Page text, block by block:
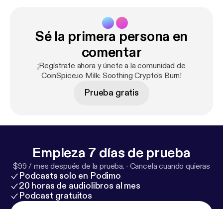
Sé la primera persona en
comentar
¡Regístrate ahora y únete a la comunidad de
CoinSpice.io Milk: Soothing Crypto's Burn!
Prueba gratis
Empieza 7 días de prueba
$99 / mes después de la prueba. · Cancela cuando quieras
Podcasts solo en Podimo
20 horas de audiolibros al mes
Podcast gratuitos